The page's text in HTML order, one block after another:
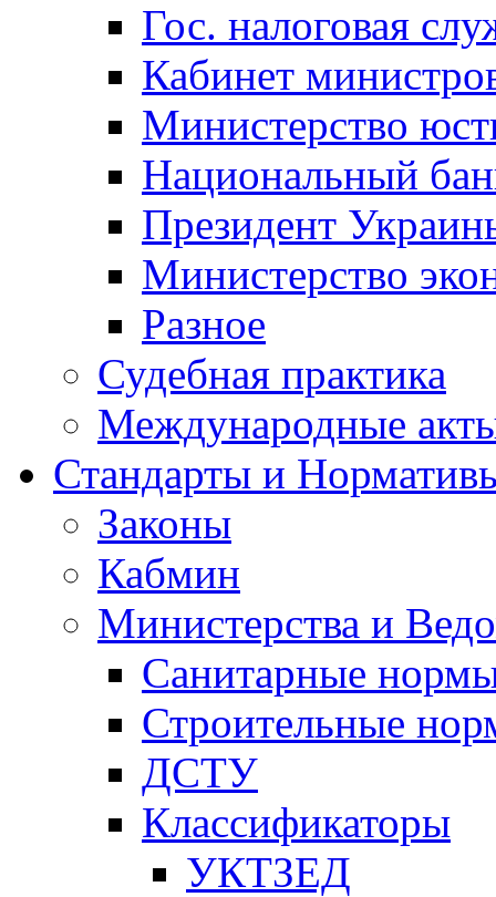
Гос. налоговая
Кабинет
Министерство
Национальный
Президент
Министерство
Разное
Судебная практика
Международные
Стандарты и
Законы
Кабмин
Министерства и
Санитарные
Строительные
ДСТУ
Классификаторы
УКТЗЕД